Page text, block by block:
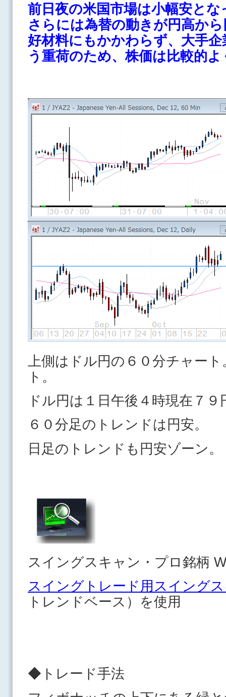
前日夜の米国市場は小幅安と
さらには為替の動きが円高か
好材料にもかかわらず、大手
う重荷のため、株価は比較的
上側はドル円の６０分チャー
ト。
ドル円は１日午後４時現在７９
６０分足のトレンドは円安。
日足のトレンドも円安ゾーン。
スイングスキャン・プロ銘柄
スイングトレード用スイング
トレンドベース）を使用
◆トレード手法